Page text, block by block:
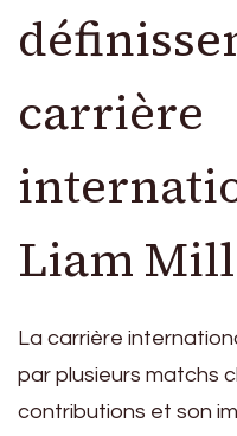
carrière
Liam
La carrière
par plusieurs matchs
contributions et son